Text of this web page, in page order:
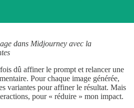
dans Midjourney avec la
dû affiner le prompt et relancer une
Pour chaque image générée,
variantes pour affiner le résultat. Mais
pour « réduire » mon impact.